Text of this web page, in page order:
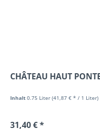
CHÂTEAU HAUT
Inhalt0.75 Liter(41,87 € * / 1 Liter)
31,40 € *